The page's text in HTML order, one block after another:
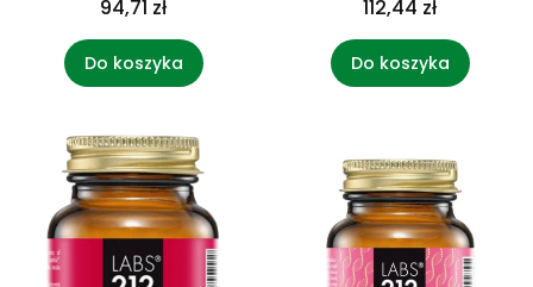
94,71 zł
Do koszyka
112,44 zł
Do koszyka